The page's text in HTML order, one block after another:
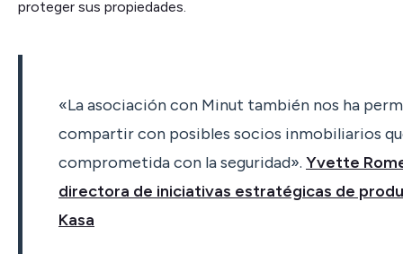
proteger sus propiedades.
«La asociación con Minut también nos ha
compartir con posibles socios inmobiliarios
comprometida con la seguridad». Yvette
directora de iniciativas estratégicas de
Kasa